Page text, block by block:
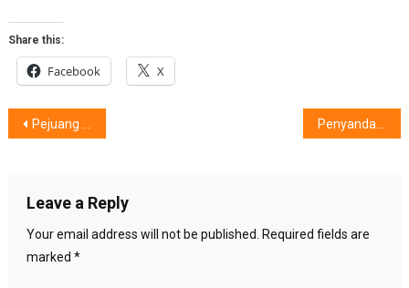
Share this:
Facebook X
Post
Pejuang Kesehatan untuk Masyarakat Indonesia
Leave a Reply
Your email address will not be published.
Required fields are
marked *